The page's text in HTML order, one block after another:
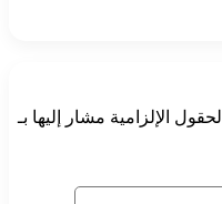
الحقول الإلزامية مشار إليها بـ